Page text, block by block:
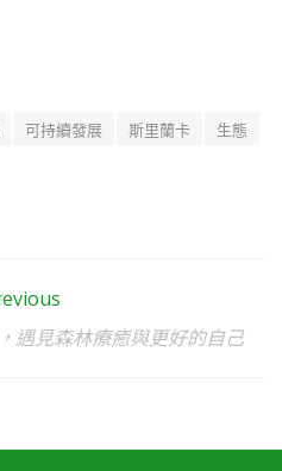
可持續發展 斯里蘭卡 生態
遇見森林療癒與更好的自己